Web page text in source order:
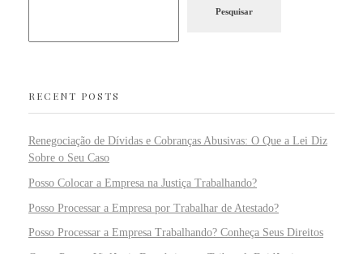
Pesquisar
RECENT POSTS
Renegociação de Dívidas e Cobranças Abusivas: O Que a Lei Diz
Sobre o Seu Caso
Posso Colocar a Empresa na Justiça Trabalhando?
Posso Processar a Empresa por Trabalhar de Atestado?
Posso Processar a Empresa Trabalhando? Conheça Seus Direitos